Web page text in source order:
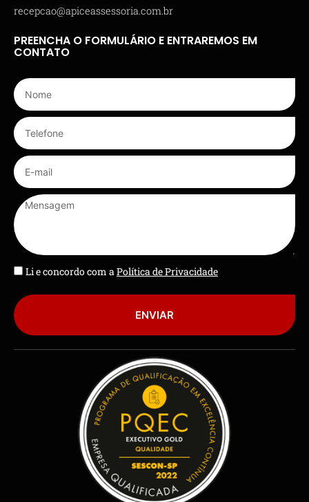
recepcao@apiceassessoria.com.br
PREENCHA O FORMULÁRIO E ENTRAREMOS EM
CONTATO
Li e concordo com aPolítica de Privacidade
ENVIAR